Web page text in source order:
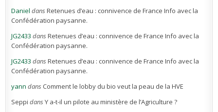
Daniel dansRetenues d’eau : connivence de France Info avec la
Confédération paysanne.
JG2433 dansRetenues d’eau : connivence de France Info avec la
Confédération paysanne.
JG2433 dansRetenues d’eau : connivence de France Info avec la
Confédération paysanne.
yann dans Comment le lobby du bio veut la peau de la HVE
Seppi dansY a-t-il un pilote au ministère de l’Agriculture ?